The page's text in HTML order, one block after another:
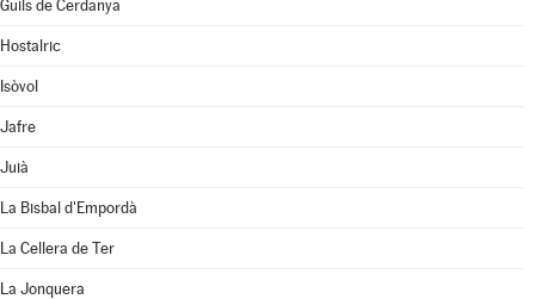
Guils de Cerdanya
Hostalric
Isòvol
Jafre
Juià
La Bisbal d'Empordà
La Cellera de Ter
La Jonquera